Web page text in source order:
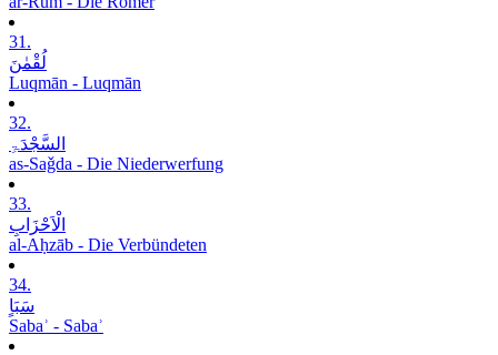
31.
لُقْمٰنَ
Luqmān - Luqmān
32.
السَّجْدَۃِ
as-Saǧda - Die Niederwerfung
33.
الْاَحْزَابِ
al-Aḥzāb - Die Verbündeten
34.
سَبَاٍ
Sabaʾ - Sabaʾ